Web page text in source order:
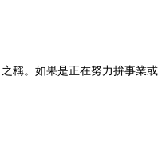
稱。如果是正在努力拚事業